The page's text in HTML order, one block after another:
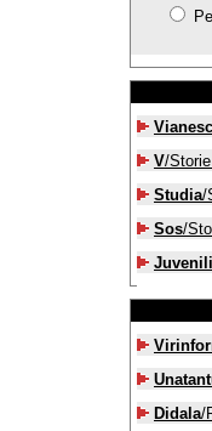
V/
Studia/
Sos/
Didala/